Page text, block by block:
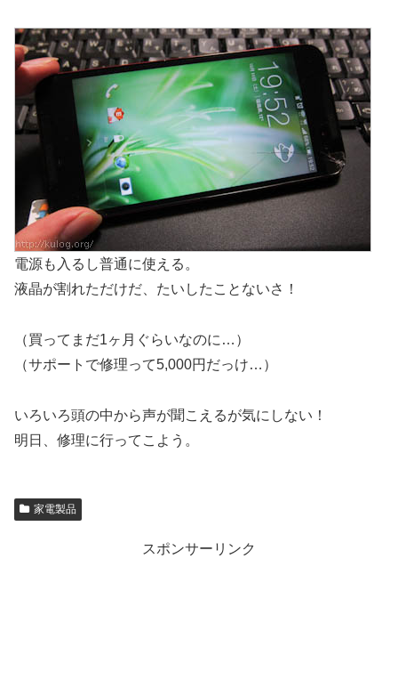
電源も入るし普通に使える。
液晶が割れただけだ、たいしたことないさ！
（買ってまだ1ヶ月ぐらいなのに…）
（サポートで修理って5,000円だっけ…）
いろいろ頭の中から声が聞こえるが気にしない！
明日、修理に行ってこよう。
家電製品
スポンサーリンク